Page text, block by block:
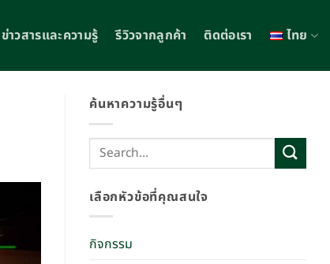
ข่าวสารและความรู้ รีวิวจากลูกค้า ติดต่อเรา ไทย
ค้นหาความรู้อื่นๆ
เลือกหัวข้อที่คุณสนใจ
กิจกรรม